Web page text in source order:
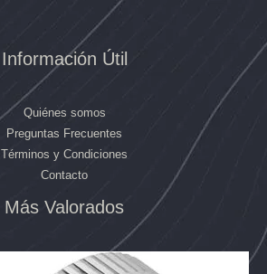
Información Útil
Quiénes somos
Preguntas Frecuentes
Términos y Condiciones
Contacto
Más Valorados